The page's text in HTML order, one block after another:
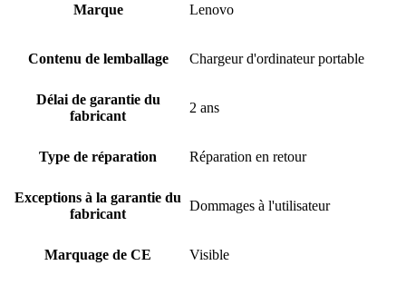
Marque Lenovo
Contenu de lemballage Chargeur d'ordinateur portable
Délai de garantie du
fabricant
2 ans
Type de réparation Réparation en retour
Exceptions à la garantie du
fabricant
Dommages à l'utilisateur
Marquage de CE Visible